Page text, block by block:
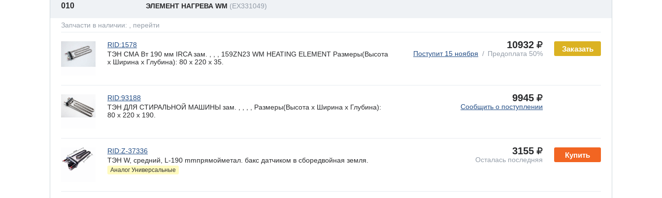
010 ЭЛЕМЕНТ НАГРЕВА WM (EX331049)
Запчасти в наличии: , перейти
Заказать
RID:1578
ТЭН СМА Вт 190 мм IRCA зам. , , , 159ZN23 WM HEATING ELEMENT Размеры(Высота
х Ширина х Глубина): 80 x 220 х 35.
10932
Поступит 15 ноября Предоплата 50%
RID:93188
ТЭН ДЛЯ СТИРАЛЬНОЙ МАШИНЫ зам. , , , , Размеры(Высота х Ширина х Глубина):
80 x 220 х 190.
9945
Сообщить о поступлении
Купить
RID:Z-37336
ТЭН W, средний, L-190 mmпрямойметал. бакс датчиком в сборедвойная земля.
Аналог Универсальные
3155
Осталась последняя